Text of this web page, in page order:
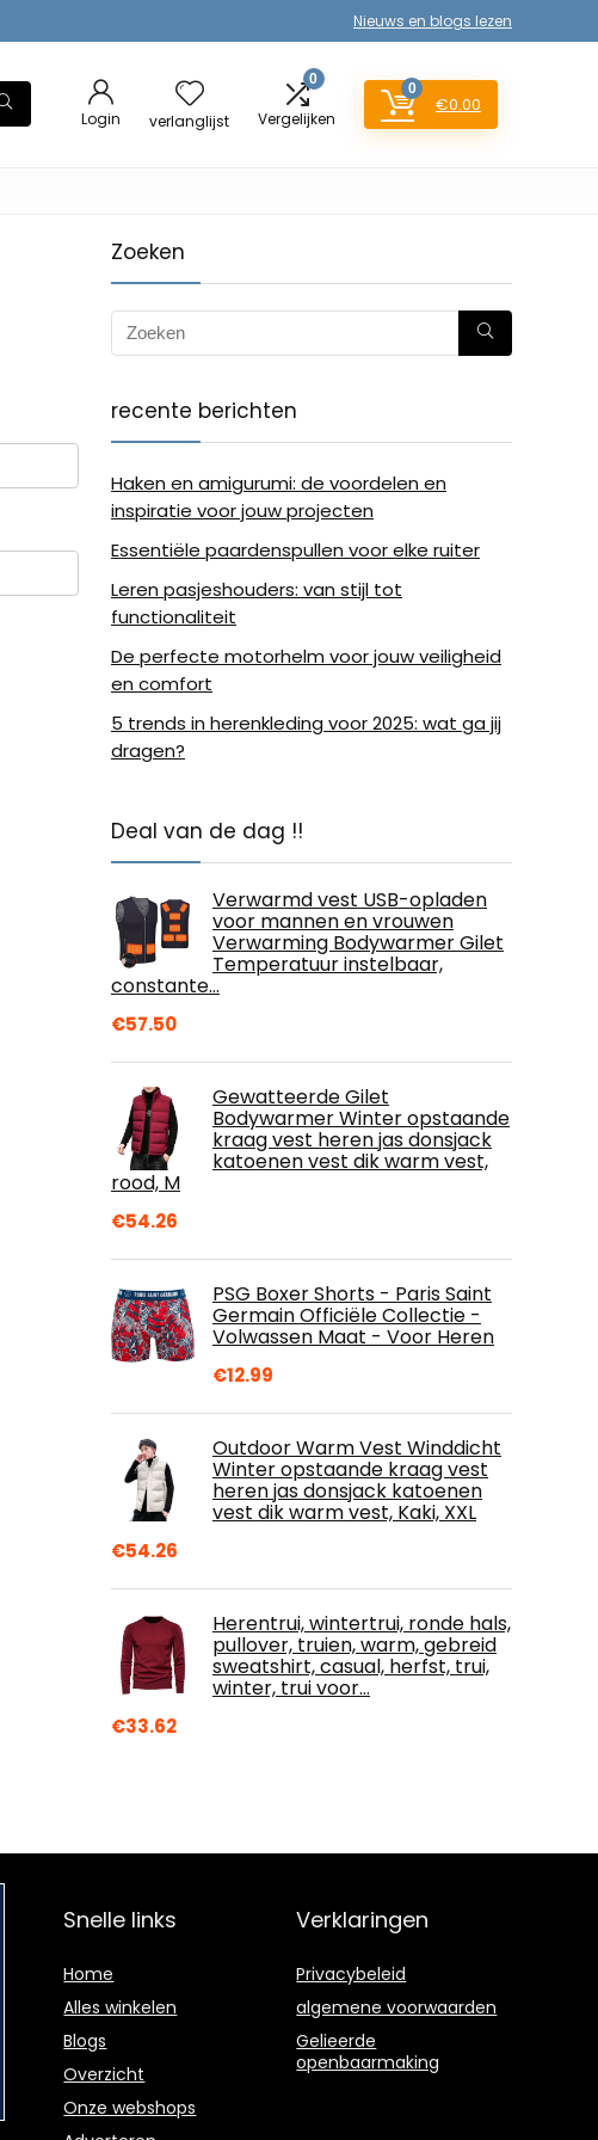
Nieuws en blogs lezen
Login verlanglijst
0
Vergelijken
0
€0.00
Zoeken
recente berichten
Haken en amigurumi: de voordelen en
inspiratie voor jouw projecten
Essentiële paardenspullen voor elke ruiter
Leren pasjeshouders: van stijl tot
functionaliteit
De perfecte motorhelm voor jouw veiligheid
en comfort
5 trends in herenkleding voor 2025: wat ga jij
dragen?
Deal van de dag !!
Verwarmd vest USB-opladen
voor mannen en vrouwen
Verwarming Bodywarmer Gilet
Temperatuur instelbaar,
constante…
€57.50
Gewatteerde Gilet
Bodywarmer Winter opstaande
kraag vest heren jas donsjack
katoenen vest dik warm vest,
rood, M
€54.26
PSG Boxer Shorts - Paris Saint
Germain Officiële Collectie -
Volwassen Maat - Voor Heren
€12.99
Outdoor Warm Vest Winddicht
Winter opstaande kraag vest
heren jas donsjack katoenen
vest dik warm vest, Kaki, XXL
€54.26
Herentrui, wintertrui, ronde hals,
pullover, truien, warm, gebreid
sweatshirt, casual, herfst, trui,
winter, trui voor…
€33.62
Snelle links
Home
Alles winkelen
Blogs
Overzicht
Onze webshops
Verklaringen
Privacybeleid
algemene voorwaarden
Gelieerde
openbaarmaking